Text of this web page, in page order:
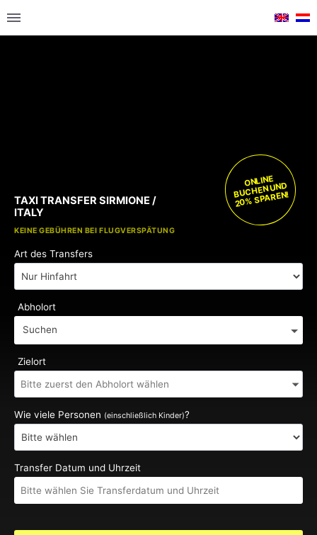
KOSTENLOSE KINDERSITZE
KEINE GEBÜHREN BEI FLUGVERSPÄTUNG
TAXI TRANSFER SIRMIONE /
ITALY
ONLINE
BUCHEN UND
20% SPAREN!
Art des Transfers
Abholort
Suchen
Zielort
Wie viele Personen (einschließlich Kinder)?
Transfer Datum und Uhrzeit